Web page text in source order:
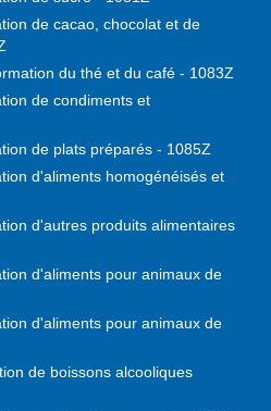
de cacao, chocolat et de
du thé et du café - 1083Z
de condiments et
de plats préparés - 1085Z
d'aliments homogénéisés et
d'autres produits alimentaires
d'aliments pour animaux de
d'aliments pour animaux de
de boissons alcooliques